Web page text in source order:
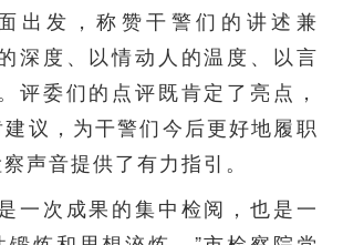
出发，称赞干警们的讲述兼
深度、以情动人的温度、以言
评委们的点评既肯定了亮点，
议，为干警们今后更好地履职
声音提供了有力指引。
一次成果的集中检阅，也是一